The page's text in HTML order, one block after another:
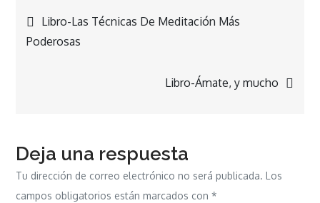
Navegación
de
Libro-Las Técnicas De Meditación Más
Poderosas
Libro-Ámate, y mucho
Deja una respuesta
Tu dirección de correo electrónico no será publicada. Los
campos obligatorios están marcados con*